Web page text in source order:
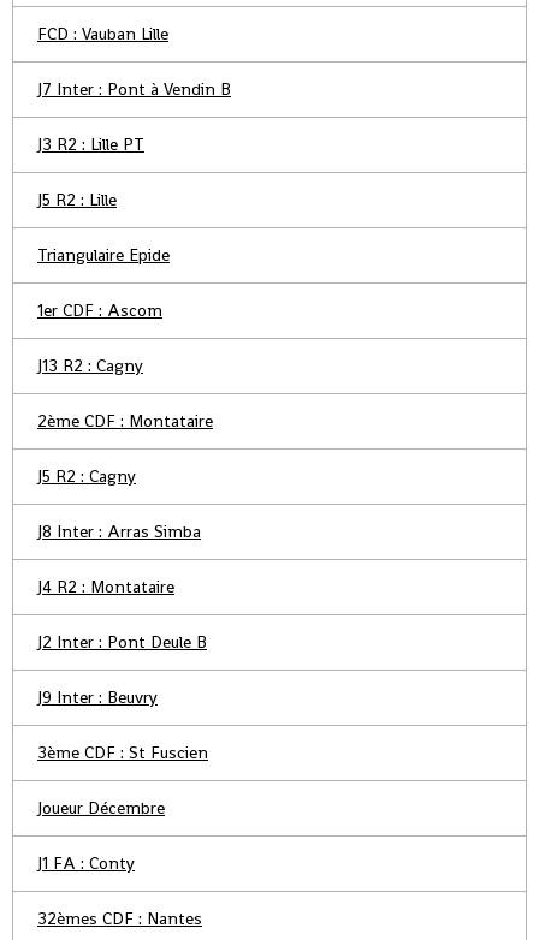
FCD : Vauban Lille
J7 Inter : Pont à Vendin B
J3 R2 : Lille PT
J5 R2 : Lille
Triangulaire Epide
1er CDF : Ascom
J13 R2 : Cagny
2ème CDF : Montataire
J5 R2 : Cagny
J8 Inter : Arras Simba
J4 R2 : Montataire
J2 Inter : Pont Deule B
J9 Inter : Beuvry
3ème CDF : St Fuscien
Joueur Décembre
J1 FA : Conty
32èmes CDF : Nantes